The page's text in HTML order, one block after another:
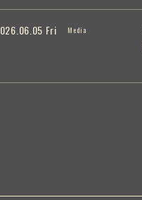
Fri Media